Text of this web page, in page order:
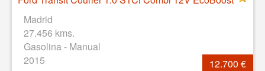
Madrid
27.456 kms.
Gasolina - Manual
2015
12.700 €